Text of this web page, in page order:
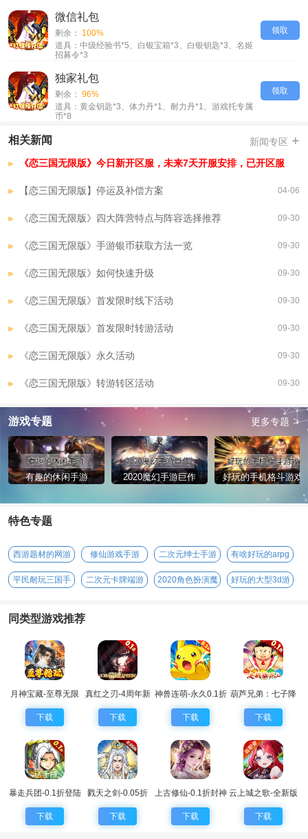
SVIP4=500RMB
SVIP5=2000RMB
SVIP6=5000RMB
SVIP7=10000RMB
SVIP8=20000RMB
领取
微信礼包
剩余：
100%
道具：中级经验书*5、白银宝箱*3、白银钥匙*3、名姬
招募令*3
领取
独家礼包
剩余： 96%
道具：黄金钥匙*3、体力丹*1、耐力丹*1、游戏托专属
币*8
相关新闻 新闻专区 +
《恋三国无限版》今日新开区服，未来7天开服安排，已开区服
【恋三国无限版】停运及补偿方案 04-06
《恋三国无限版》四大阵营特点与阵容选择推荐 09-30
《恋三国无限版》手游银币获取方法一览 09-30
《恋三国无限版》如何快速升级 09-30
《恋三国无限版》首发限时线下活动 09-30
《恋三国无限版》首发限时转游活动 09-30
《恋三国无限版》永久活动 09-30
《恋三国无限版》转游转区活动 09-30
游戏专题 更多专题 >
有趣的休闲手游 2020魔幻手游巨作 好玩的手机格斗游戏
特色专题
西游题材的网游 修仙游戏手游 二次元绅士手游
有啥好玩的arpg
手游
平民耐玩三国手
二次元卡牌端游
2020角色扮演魔
好玩的大型3d游
同类型游戏推荐
月神宝藏-至尊无限
券
下载
真红之刃-4周年新
版本0.1折
下载
神兽连萌-永久0.1折
下载
葫芦兄弟：七子降
妖-0.1永久折扣
下载
暴走兵团-0.1折登陆
送千抽
下载
戮天之剑-0.05折
下载
上古修仙-0.1折封神
归来
下载
云上城之歌-全新版
本
下载